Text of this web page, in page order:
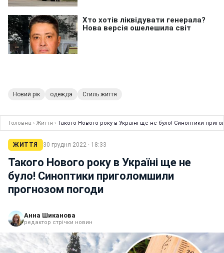
Новий рік одежда Стиль життя
Головна › Життя › Такого Нового року в Україні ще не було! Синоптики
ЖИТТЯ 30 грудня 2022 · 18:33
Такого Нового року в Україні ще не
було! Синоптики приголомшили
прогнозом погоди
Анна Шиканова
редактор стрічки новин